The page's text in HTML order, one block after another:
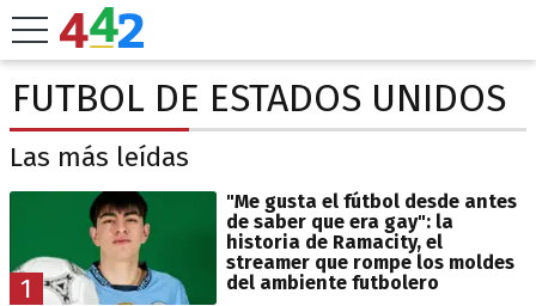
FUTBOL DE ESTADOS UNIDOS
Las más leídas
1
"Me gusta el fútbol desde antes
de saber que era gay": la
historia de Ramacity, el
streamer que rompe los moldes
del ambiente futbolero